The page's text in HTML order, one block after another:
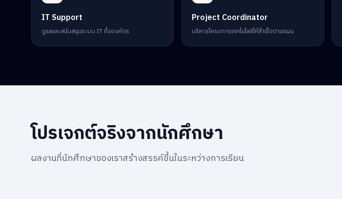
IT Support
ดูแลและสนับสนุนระบบ IT ทั้งองค์กร
Project Coordinator
บริหารโครงการเทคโนโลยีให้สำเร็จตามแผน
โปรเจกต์จริงจากนักศึกษา
ผลงานที่นักศึกษาของเราสร้างสรรค์ขึ้นในระหว่างการเรียน